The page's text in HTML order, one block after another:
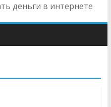
деньги в интернете